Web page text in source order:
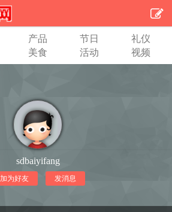
产品 节日
礼仪
美食 活动 视频
sdbaiyifang
加为好友 发消息